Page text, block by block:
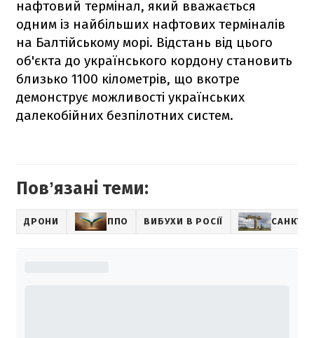
нафтовий термінал, який вважається
одним із найбільших нафтових терміналів
на Балтійському морі. Відстань від цього
об'єкта до українського кордону становить
близько 1100 кілометрів, що вкотре
демонструє можливості українських
далекобійних безпілотних систем.
Повʼязані теми:
ДРОНИ ППО ВИБУХИ В РОСІЇ САНКТ-